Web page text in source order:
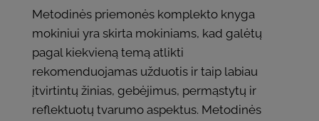
Metodinės priemonės komplekto knyga
mokiniui yra skirta mokiniams, kad galėtų
pagal kiekvieną temą atlikti
rekomenduojamas užduotis ir taip labiau
įtvirtintų žinias, gebėjimus, permąstytų ir
reflektuotų tvarumo aspektus. Metodinės